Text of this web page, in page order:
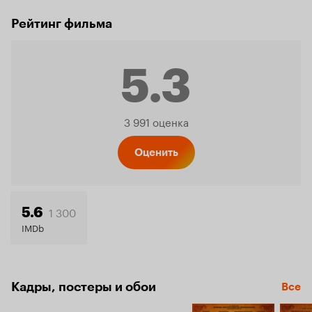
Рейтинг фильма
5.3
Рейтинг
3 991 оценка
Оценить
5.6 1 300
IMDb
Кадры, постеры и обои Все